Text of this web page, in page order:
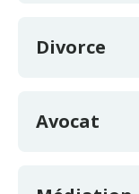
Divorce
Avocat